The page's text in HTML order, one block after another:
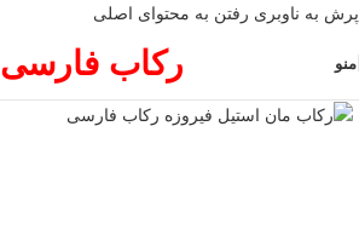
پرش به ناوبری رفتن به محتوای اصلی
منو رکاب فارسی